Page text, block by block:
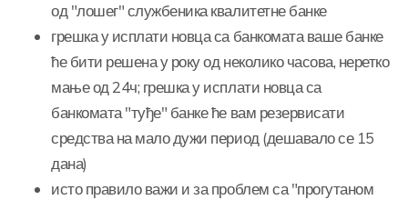
од "лошег" службеника квалитетне банке
грешка у исплати новца са банкомата ваше банке
ће бити решена у року од неколико часова, неретко
мање од 24ч; грешка у исплати новца са
банкомата "туђе" банке ће вам резервисати
средства на мало дужи период (дешавало се 15
дана)
исто правило важи и за проблем са "прогутаном